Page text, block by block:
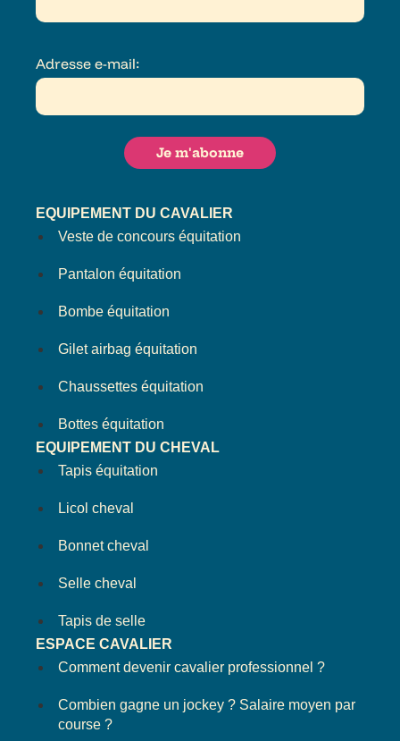
EQUIPEMENT DU CAVALIER
Veste de concours équitation
Pantalon équitation
Bombe équitation
Gilet airbag équitation
Chaussettes équitation
Bottes équitation
EQUIPEMENT DU CHEVAL
Tapis équitation
Licol cheval
Bonnet cheval
Selle cheval
Tapis de selle
ESPACE CAVALIER
Comment devenir cavalier professionnel ?
Combien gagne un jockey ? Salaire moyen par
course ?
Adresse e-mail: